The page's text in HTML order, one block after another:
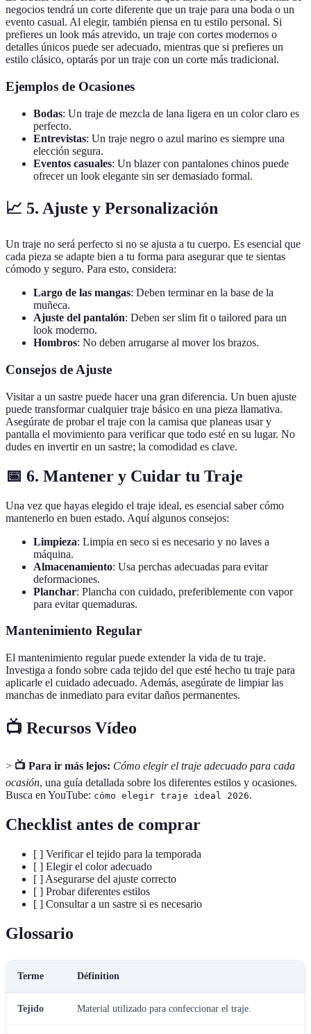
negocios tendrá un corte diferente que un traje para una boda o un
evento casual. Al elegir, también piensa en tu estilo personal. Si
prefieres un look más atrevido, un traje con cortes modernos o
detalles únicos puede ser adecuado, mientras que si prefieres un
estilo clásico, optarás por un traje con un corte más tradicional.
Ejemplos de Ocasiones
Bodas: Un traje de mezcla de lana ligera en un color claro es
perfecto.
Entrevistas: Un traje negro o azul marino es siempre una
elección segura.
Eventos casuales: Un blazer con pantalones chinos puede
ofrecer un look elegante sin ser demasiado formal.
📈 5. Ajuste y Personalización
Un traje no será perfecto si no se ajusta a tu cuerpo. Es esencial que
cada pieza se adapte bien a tu forma para asegurar que te sientas
cómodo y seguro. Para esto, considera:
Largo de las mangas: Deben terminar en la base de la
muñeca.
Ajuste del pantalón: Deben ser slim fit o tailored para un
look moderno.
Hombros: No deben arrugarse al mover los brazos.
Consejos de Ajuste
Visitar a un sastre puede hacer una gran diferencia. Un buen ajuste
puede transformar cualquier traje básico en una pieza llamativa.
Asegúrate de probar el traje con la camisa que planeas usar y
pantalla el movimiento para verificar que todo esté en su lugar. No
dudes en invertir en un sastre; la comodidad es clave.
📅 6. Mantener y Cuidar tu Traje
Una vez que hayas elegido el traje ideal, es esencial saber cómo
mantenerlo en buen estado. Aquí algunos consejos:
Limpieza: Limpia en seco si es necesario y no laves a
máquina.
Almacenamiento: Usa perchas adecuadas para evitar
deformaciones.
Planchar: Plancha con cuidado, preferiblemente con vapor
para evitar quemaduras.
Mantenimiento Regular
El mantenimiento regular puede extender la vida de tu traje.
Investiga a fondo sobre cada tejido del que esté hecho tu traje para
aplicarle el cuidado adecuado. Además, asegúrate de limpiar las
manchas de inmediato para evitar daños permanentes.
📺 Recursos Vídeo
> 📺 Para ir más lejos: Cómo elegir el traje adecuado para cada
ocasión, una guía detallada sobre los diferentes estilos y ocasiones.
Busca en YouTube: cómo elegir traje ideal 2026.
Checklist antes de comprar
[ ] Verificar el tejido para la temporada
[ ] Elegir el color adecuado
[ ] Asegurarse del ajuste correcto
[ ] Probar diferentes estilos
[ ] Consultar a un sastre si es necesario
Glossario
Terme Définition
Tejido Material utilizado para confeccionar el traje.